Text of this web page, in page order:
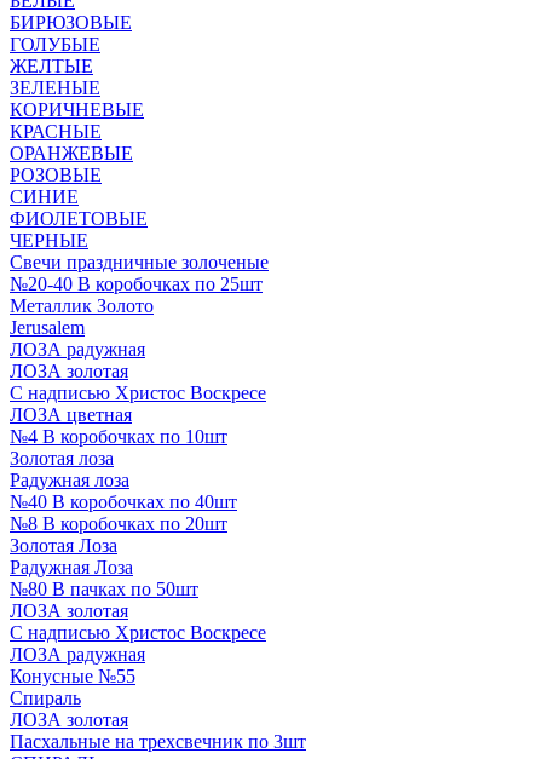
БИРЮЗОВЫЕ
ГОЛУБЫЕ
ЖЕЛТЫЕ
ЗЕЛЕНЫЕ
КОРИЧНЕВЫЕ
КРАСНЫЕ
ОРАНЖЕВЫЕ
РОЗОВЫЕ
СИНИЕ
ФИОЛЕТОВЫЕ
ЧЕРНЫЕ
Свечи праздничные золоченые
№20-40 В коробочках по 25шт
Металлик Золото
Jerusalem
ЛОЗА радужная
ЛОЗА золотая
С надписью Христос Воскресе
ЛОЗА цветная
№4 В коробочках по 10шт
Золотая лоза
Радужная лоза
№40 В коробочках по 40шт
№8 В коробочках по 20шт
Золотая Лоза
Радужная Лоза
№80 В пачках по 50шт
ЛОЗА золотая
С надписью Христос Воскресе
ЛОЗА радужная
Конусные №55
Спираль
ЛОЗА золотая
Пасхальные на трехсвечник по 3шт